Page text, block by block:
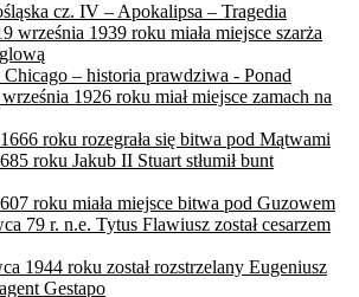
cz. IV – Apokalipsa – Tragedia
września 1939 roku miała miejsce szarża
– historia prawdziwa - Ponad
1926 roku miał miejsce zamach na
roku rozegrała się bitwa pod Mątwami
roku Jakub II Stuart stłumił bunt
roku miała miejsce bitwa pod Guzowem
79 r. n.e. Tytus Flawiusz został cesarzem
1944 roku został rozstrzelany Eugeniusz
Gestapo